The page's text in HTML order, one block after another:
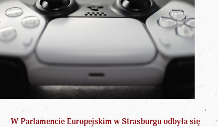
W Parlamencie Europejskim w Strasburguodbyła się